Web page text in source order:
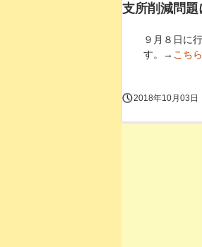
支所削減問
９月８日に
す。→ こち
2018年10月03日